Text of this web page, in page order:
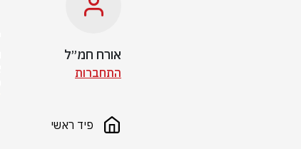
אורח חמ״ל
התחברות
פיד ראשי